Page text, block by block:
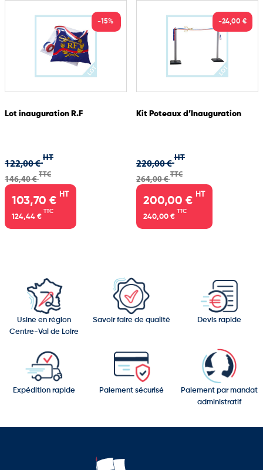
Lot inauguration R.F
122,00 € HT
146,40 € TTC
103,70 €
HT
124,44 €
TTC
-15%
Kit Poteaux d’Inauguration
220,00 € HT
264,00 € TTC
200,00 €
HT
240,00 €
TTC
-24,00 €
Usine en région
Centre-Val de Loire
Savoir faire de qualité Devis rapide
Expédition rapide Paiement sécurisé
Paiement par mandat
administratif